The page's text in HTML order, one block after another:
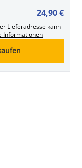
24,90 €
Lieferadresse kann
Informationen